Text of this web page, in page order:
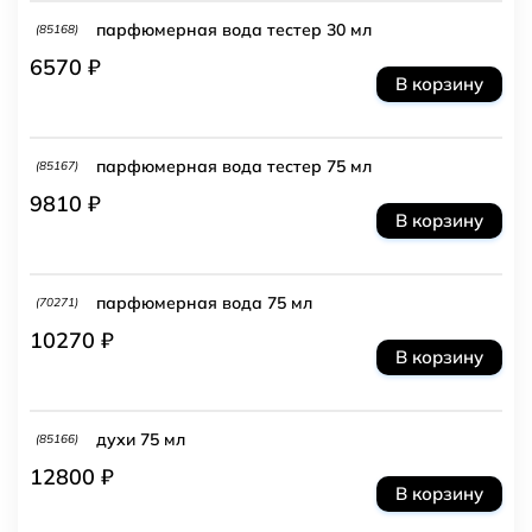
(85168) парфюмерная вода тестер 30 мл
6570 ₽
В корзину
(85167) парфюмерная вода тестер 75 мл
9810 ₽
В корзину
(70271) парфюмерная вода 75 мл
10270 ₽
В корзину
(85166) духи 75 мл
12800 ₽
В корзину